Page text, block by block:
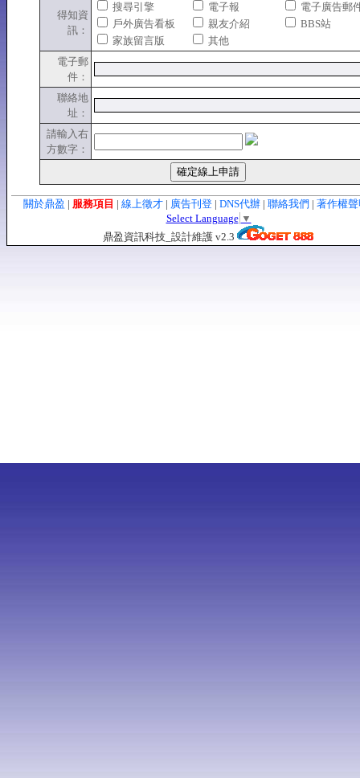
得知資
訊：
搜尋引擎 電子報
電子廣告郵
戶外廣告看板
親友介紹
BBS站
家族留言版
其他
電子郵
件：
聯絡地
址：
請輸入右
方數字：
關於鼎盈 | 服務項目 | 線上徵才 | 廣告刊登 | DNS代辦 | 聯絡我們 | 著作
Select Language ▼
鼎盈資訊科技_設計維護 v2.3